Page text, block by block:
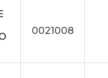
0021008